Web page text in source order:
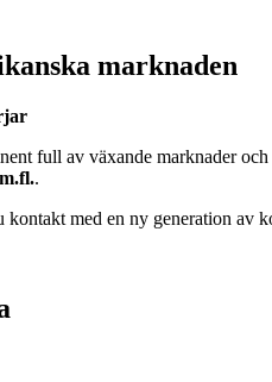
marknaden
full av växande marknader
.
med en ny generation av